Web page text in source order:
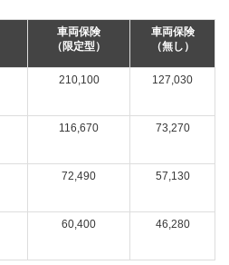
車両保険
（限定型）
車両保険
（無し）
210,100 127,030
116,670 73,270
72,490 57,130
60,400 46,280